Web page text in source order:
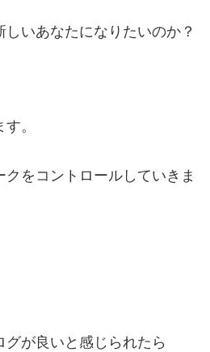
いあなたになりたいのか？
。
をコントロールしていきま
グが良いと感じられたら